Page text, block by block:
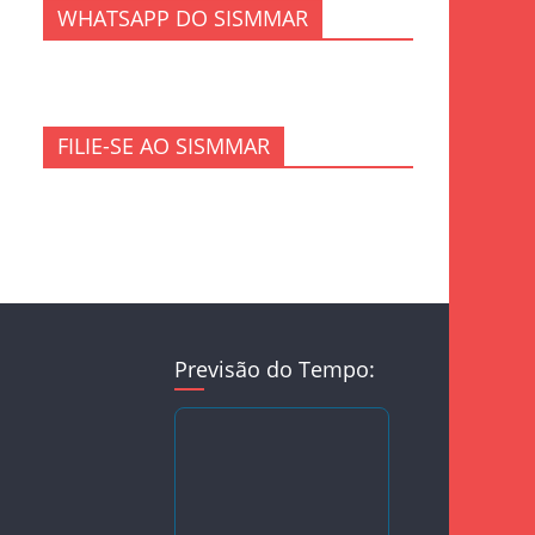
WHATSAPP DO SISMMAR
FILIE-SE AO SISMMAR
Previsão do Tempo: